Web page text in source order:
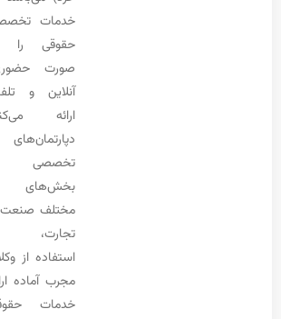
خدمات تخصصی
حقوقی را به
صورت حضوری،
آنلاین و تلفنی
ارائه می‌کند.
تخصصی در
مختلف صنعت و
تجارت، با
استفاده از وکلای
مجرب آماده ارائه
خدمات حقوقی